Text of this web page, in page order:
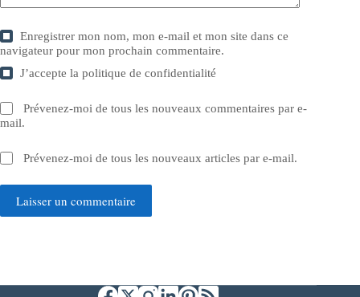
Enregistrer mon nom, mon e-mail et mon site dans ce
navigateur pour mon prochain commentaire.
J’accepte lapolitique de confidentialité
Prévenez-moi de tous les nouveaux commentaires par e-
mail.
Prévenez-moi de tous les nouveaux articles par e-mail.
Laisser un commentaire